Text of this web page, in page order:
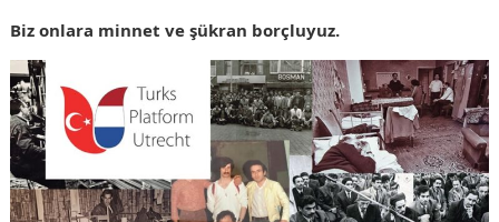
Biz onlara minnet ve şükran borçluyuz.